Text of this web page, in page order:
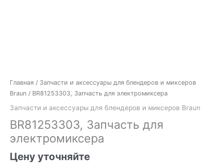
Главная / Запчасти и аксессуары для блендеров и миксеров
Braun / BR81253303, Запчасть для электромиксера
Запчасти и аксессуары для блендеров и миксеров Braun
BR81253303, Запчасть для
электромиксера
Цену уточняйте